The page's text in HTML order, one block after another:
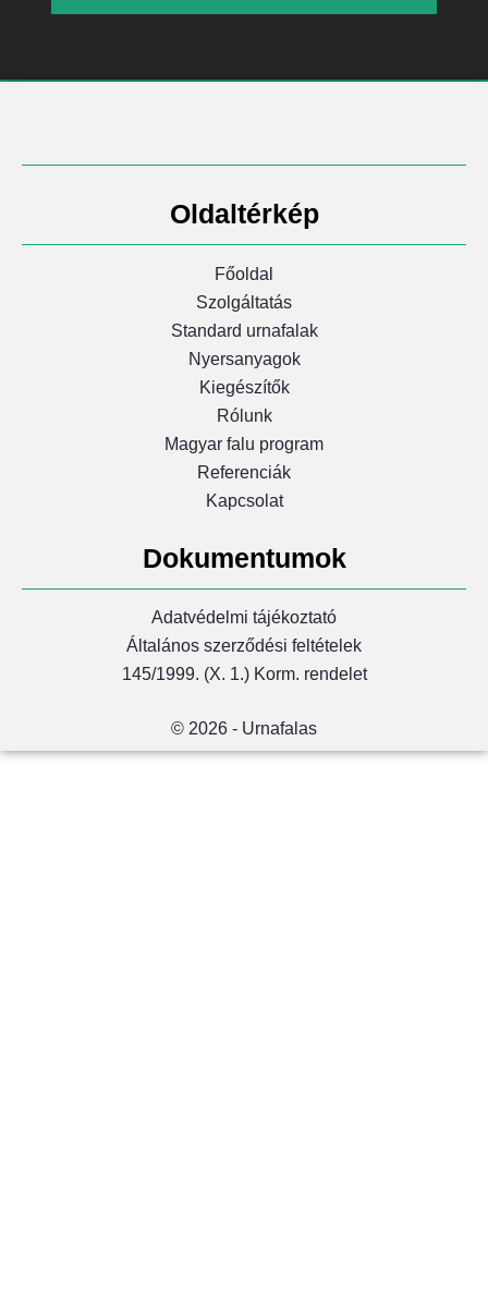
Oldaltérkép
Főoldal
Szolgáltatás
Standard urnafalak
Nyersanyagok
Kiegészítők
Rólunk
Magyar falu program
Referenciák
Kapcsolat
Dokumentumok
Adatvédelmi tájékoztató
Általános szerződési feltételek
145/1999. (X. 1.) Korm. rendelet
© 2026 - Urnafalas